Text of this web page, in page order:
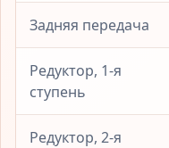
Задняя передача
Редуктор, 1-я
ступень
Редуктор, 2-я